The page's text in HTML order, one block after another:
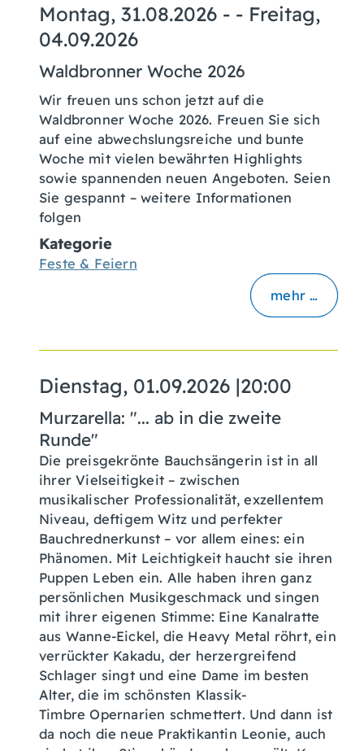
Montag, 31.08.2026 - - Freitag,
04.09.2026
Waldbronner Woche 2026
Wir freuen uns schon jetzt auf die
Waldbronner Woche 2026. Freuen Sie sich
auf eine abwechslungsreiche und bunte
Woche mit vielen bewährten Highlights
sowie spannenden neuen Angeboten. Seien
Sie gespannt – weitere Informationen
folgen
Kategorie
Feste & Feiern
mehr …
Dienstag, 01.09.2026 |20:00
Murzarella: "... ab in die zweite
Runde"
Die preisgekrönte Bauchsängerin ist in all
ihrer Vielseitigkeit – zwischen
musikalischer Professionalität, exzellentem
Niveau, deftigem Witz und perfekter
Bauchrednerkunst – vor allem eines: ein
Phänomen. Mit Leichtigkeit haucht sie ihren
Puppen Leben ein. Alle haben ihren ganz
persönlichen Musikgeschmack und singen
mit ihrer eigenen Stimme: Eine Kanalratte
aus Wanne-Eickel, die Heavy Metal röhrt, ein
verrückter Kakadu, der herzergreifend
Schlager singt und eine Dame im besten
Alter, die im schönsten Klassik-
Timbre Opernarien schmettert. Und dann ist
da noch die neue Praktikantin Leonie, auch